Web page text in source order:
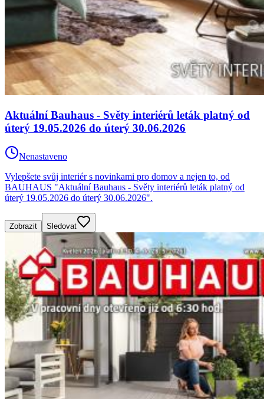
Aktuální Bauhaus - Světy interiérů leták platný od
úterý 19.05.2026 do úterý 30.06.2026
Nenastaveno
Vylepšete svůj interiér s novinkami pro domov a nejen to, od
BAUHAUS "Aktuální Bauhaus - Světy interiérů leták platný od
úterý 19.05.2026 do úterý 30.06.2026".
Zobrazit Sledovat